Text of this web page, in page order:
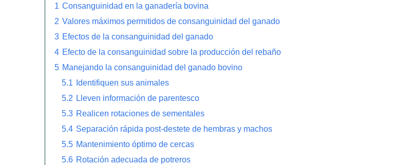
1 Consanguinidad en la ganadería bovina
2 Valores máximos permitidos de consanguinidad del ganado
3 Efectos de la consanguinidad del ganado
4 Efecto de la consanguinidad sobre la producción del rebaño
5 Manejando la consanguinidad del ganado bovino
5.1 Identifiquen sus animales
5.2 Lleven información de parentesco
5.3 Realicen rotaciones de sementales
5.4 Separación rápida post-destete de hembras y machos
5.5 Mantenimiento óptimo de cercas
5.6 Rotación adecuada de potreros